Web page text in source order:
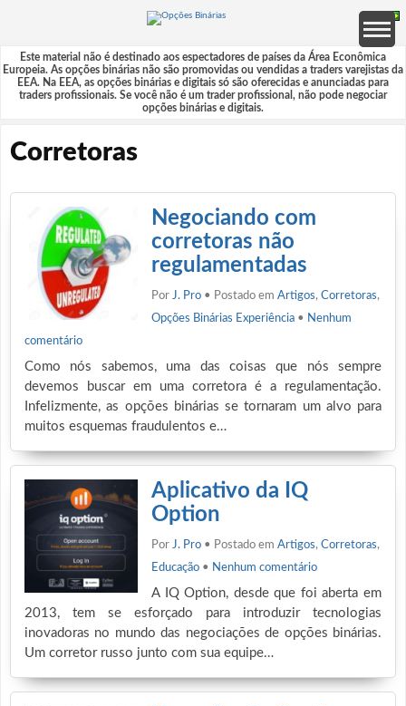
Este material não é destinado aos espectadores de países da Área Econômica
Europeia. As opções binárias não são promovidas ou vendidas a traders varejistas da
EEA. Na EEA, as opções binárias e digitais só são oferecidas e anunciadas para
traders profissionais. Se você não é um trader profissional, não pode negociar
opções binárias e digitais.
Corretoras
Negociando com
corretoras não
regulamentadas
Por J. Pro • Postado em Artigos, Corretoras,
Opções Binárias Experiência • Nenhum
comentário
Como nós sabemos, uma das coisas que nós sempre
devemos buscar em uma corretora é a regulamentação.
Infelizmente, as opções binárias se tornaram um alvo para
muitos esquemas fraudulentos e…
Aplicativo da IQ
Option
Por J. Pro • Postado em Artigos, Corretoras,
Educação • Nenhum comentário
A IQ Option, desde que foi aberta em
2013, tem se esforçado para introduzir tecnologias
inovadoras no mundo das negociações de opções binárias.
Um corretor russo junto com sua equipe…